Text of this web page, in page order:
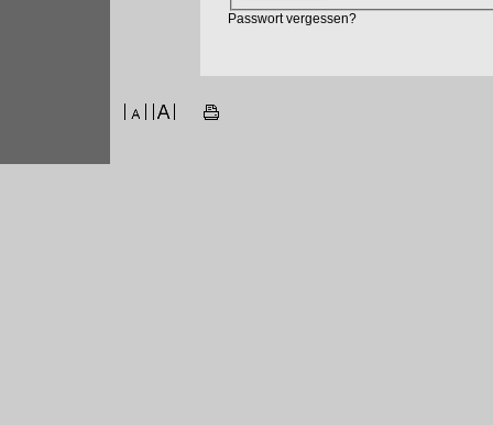
Passwort vergessen?